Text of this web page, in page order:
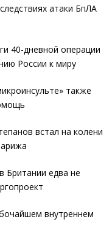
атаки БпЛА
40-дневной операции
России к миру
также
встал на колени
едва не
внутреннем